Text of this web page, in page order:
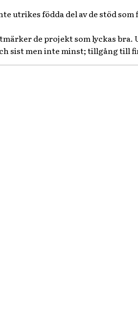
födda del av de stöd
de projekt som lyckas
sist men inte minst; tillgång till